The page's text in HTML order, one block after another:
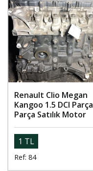
Renault Clio Megan
Kangoo 1.5 DCI Parça
Parça Satılık Motor
1 TL
Ref: 84